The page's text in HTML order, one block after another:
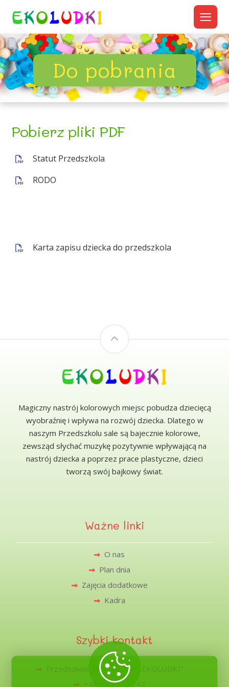
Do pobrania
Pobierz pliki PDF
Statut Przedszkola
RODO
Karta zapisu dziecka do przedszkola
Magiczny nastrój kolorowych miejsc pobudza dziecięcą
wyobraźnię i wpływa na rozwój dziecka. Dlatego w
naszym Przedszkolu sale są bajecznie kolorowe,
zewsząd słychać muzykę pozytywnie wpływającą na
nastrój dziecka a poprzez prace plastyczne, dzieci
tworzą swój bajkowy świat.
Ważne linki
O nas
Plan dnia
Zajęcia dodatkowe
Kadra
Szybki kontakt
Przedszkole Niepubliczne „EKOLUDKI”
+48 600 412 742